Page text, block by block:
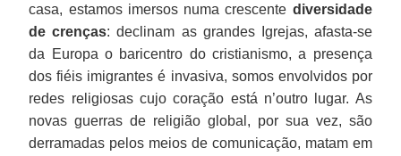
casa, estamos imersos numa crescente diversidade
de crenças: declinam as grandes Igrejas, afasta-se
da Europa o baricentro do cristianismo, a presença
dos fiéis imigrantes é invasiva, somos envolvidos por
redes religiosas cujo coração está n’outro lugar. As
novas guerras de religião global, por sua vez, são
derramadas pelos meios de comunicação, matam em